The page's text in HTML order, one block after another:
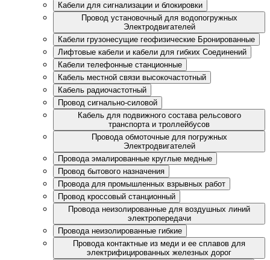
Кабели для сигнализации и блокировки
Провод установочный для водопогружных
Электродвигателей
Кабели грузонесущие геофизические Бронированные
Лифтовые кабели и кабели для гибких Соединений
Кабели телефонные станционные
Кабель местной связи высокочастотный
Кабель радиочастотный
Провод сигнально-силовой
Кабель для подвижного состава рельсового
транспорта и троллейбусов
Провода обмоточные для погружных
Электродвигателей
Провода эмалированные круглые медные
Провод бытового назначения
Провода для промышленных взрывных работ
Провод кроссовый станционный
Провода неизолированные для воздушных линий
электропередачи
Провода неизолированные гибкие
Провода контактные из меди и ее сплавов для
электрифицированных железных дорог